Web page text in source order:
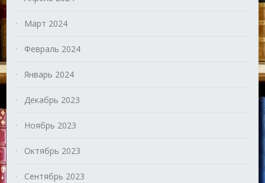
Март 2024
Февраль 2024
Январь 2024
Декабрь 2023
Ноябрь 2023
Октябрь 2023
Сентябрь 2023